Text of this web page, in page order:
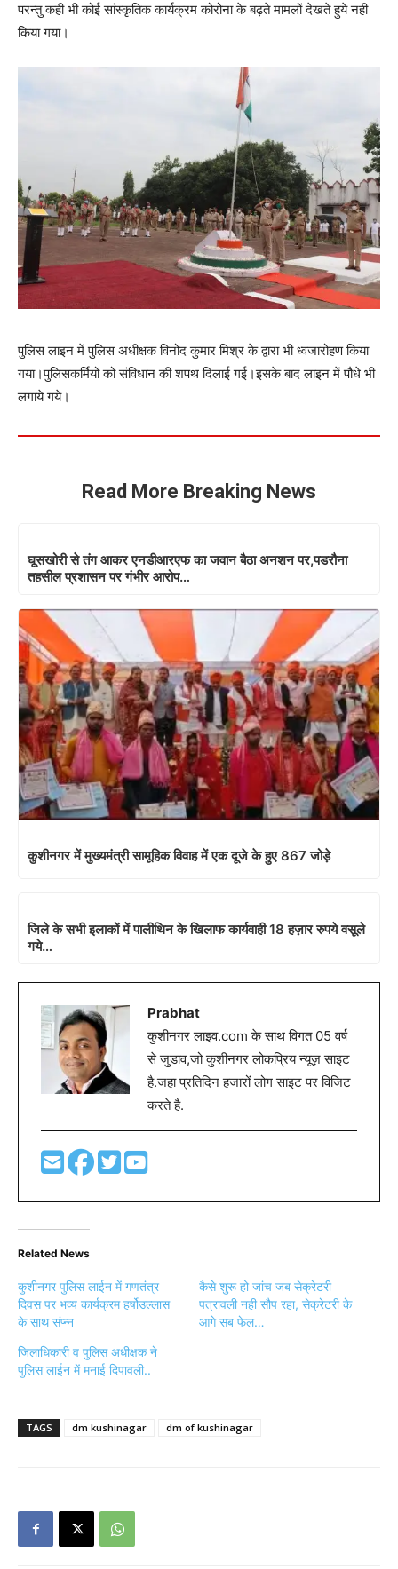
परन्तु कही भी कोई सांस्कृतिक कार्यक्रम कोरोना के बढ़ते मामलों देखते हुये नही
किया गया।
पुलिस लाइन में पुलिस अधीक्षक विनोद कुमार मिश्र के द्वारा भी ध्वजारोहण किया
गया।पुलिसकर्मियों को संविधान की शपथ दिलाई गई।इसके बाद लाइन में पौधे भी
लगाये गये।
Read More Breaking News
घूसखोरी से तंग आकर एनडीआरएफ का जवान बैठा अनशन पर,पडरौना
तहसील प्रशासन पर गंभीर आरोप…
कुशीनगर में मुख्यमंत्री सामूहिक विवाह में एक दूजे के हुए 867 जोड़े
जिले के सभी इलाकों में पालीथिन के खिलाफ कार्यवाही 18 हज़ार रुपये वसूले
गये…
Prabhat
कुशीनगर लाइव.com के साथ विगत 05 वर्ष
से जुडाव,जो कुशीनगर लोकप्रिय न्यूज़ साइट
है.जहा प्रतिदिन हजारों लोग साइट पर विजिट
करते है.
Related News
कुशीनगर पुलिस लाईन में गणतंत्र
दिवस पर भव्य कार्यक्रम हर्षोउल्लास
के साथ संप्न्न
कैसे शुरू हो जांच जब सेक्रेटरी
पत्रावली नही सौप रहा, सेक्रेटरी के
आगे सब फेल…
जिलाधिकारी व पुलिस अधीक्षक ने
पुलिस लाईन में मनाई दिपावली..
TAGS dm kushinagar dm of kushinagar